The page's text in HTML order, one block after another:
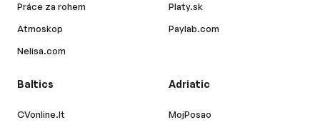
Práce za rohem
Atmoskop
Nelisa.com
Platy.sk
Paylab.com
Baltics
CVonline.lt
Adriatic
MojPosao